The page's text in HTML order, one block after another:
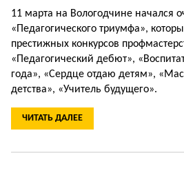
11 марта на Вологодчине начался
«Педагогического триумфа»,
престижных конкурсов
«Педагогический дебют»,
года», «Сердце отдаю детям»,
детства», «Учитель будущего».
ЧИТАТЬ ДАЛЕЕ